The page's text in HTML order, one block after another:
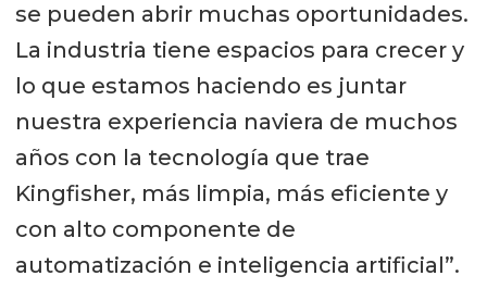
se pueden abrir muchas oportunidades.
La industria tiene espacios para crecer y
lo que estamos haciendo es juntar
nuestra experiencia naviera de muchos
años con la tecnología que trae
Kingfisher, más limpia, más eficiente y
con alto componente de
automatización e inteligencia artificial”.